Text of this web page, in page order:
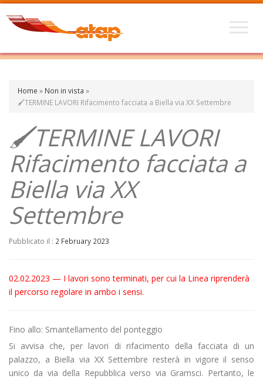
Home » Non in vista »
🖌️TERMINE LAVORI Rifacimento facciata a Biella via XX Settembre
🖌️TERMINE LAVORI
Rifacimento facciata a
Biella via XX
Settembre
Pubblicato il : 2 February 2023
02.02.2023 — I lavori sono terminati, per cui la Linea riprenderà
il percorso regolare in ambo i sensi.
Fino allo: Smantellamento del ponteggio
Si avvisa che, per lavori di rifacimento della facciata di un
palazzo, a Biella via XX Settembre resterà in vigore il senso
unico da via della Repubblica verso via Gramsci. Pertanto, le